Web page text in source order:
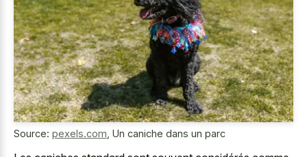
Source: pexels.com Un caniche dans un parc